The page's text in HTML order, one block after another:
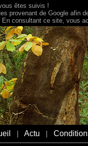
Actu
êtes suivis !
provenant de Google afin
En consultant ce site, vous